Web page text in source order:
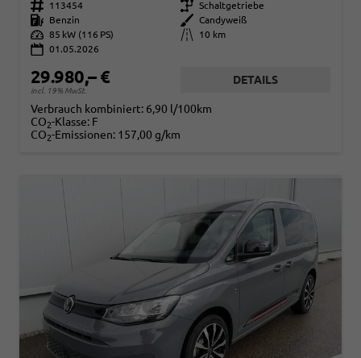
Fahrzeugnr. 113454 Getriebe Schaltgetriebe
Kraftstoff
Benzin Außenfarbe
Candyweiß
Leistung 85 kW (116 PS) Kilometerstand
10 km
01.05.2026
29.980,– €
incl. 19% MwSt.
DETAILS
Verbrauch kombiniert: 6,90 l/100km
CO2-Klasse: F
CO2-Emissionen: 157,00 g/km